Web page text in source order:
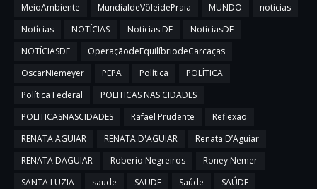
MeioAmbiente
MundialdeVôleidePraia MUNDO
noticias
Notícias
NOTÍCIAS Noticias DF
NoticiasDF
NOTÍCIASDF
OperaçãodeEquilíbriodeCarcaças
OscarNiemeyer
PEPA Política
POLÍTICA
Política Federal
POLITICAS NAS CIDADES
POLITICASNASCIDADES
Rafael Prudente
Reflexão
RENATA AGUIAR
RENATA D'AGUIAR
Renata D’Aguiar
RENATA DAGUIAR
Roberio Negreiros
Roney Nemer
SANTA LUZIA
saude SAUDE Saúde
SAÚDE